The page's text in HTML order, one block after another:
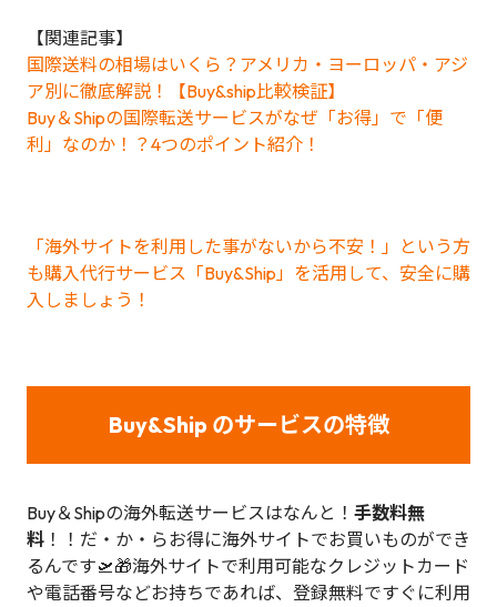
【関連記事】
国際送料の相場はいくら？アメリカ・ヨーロッパ・アジ
ア別に徹底解説！【Buy&ship比較検証】
Buy＆Shipの国際転送サービスがなぜ「お得」で「便
利」なのか！？4つのポイント紹介！
「海外サイトを利用した事がないから不安！」という方
も購入代行サービス「Buy&Ship」を活用して、安全に購
入しましょう！
Buy&Ship のサービスの特徴
Buy＆Shipの海外転送サービスはなんと！ 手数料無
料 ！！だ・か・らお得に海外サイトでお買いものができ
るんです🛫🎁海外サイトで利用可能なクレジットカード
や電話番号などお持ちであれば、登録無料ですぐに利用